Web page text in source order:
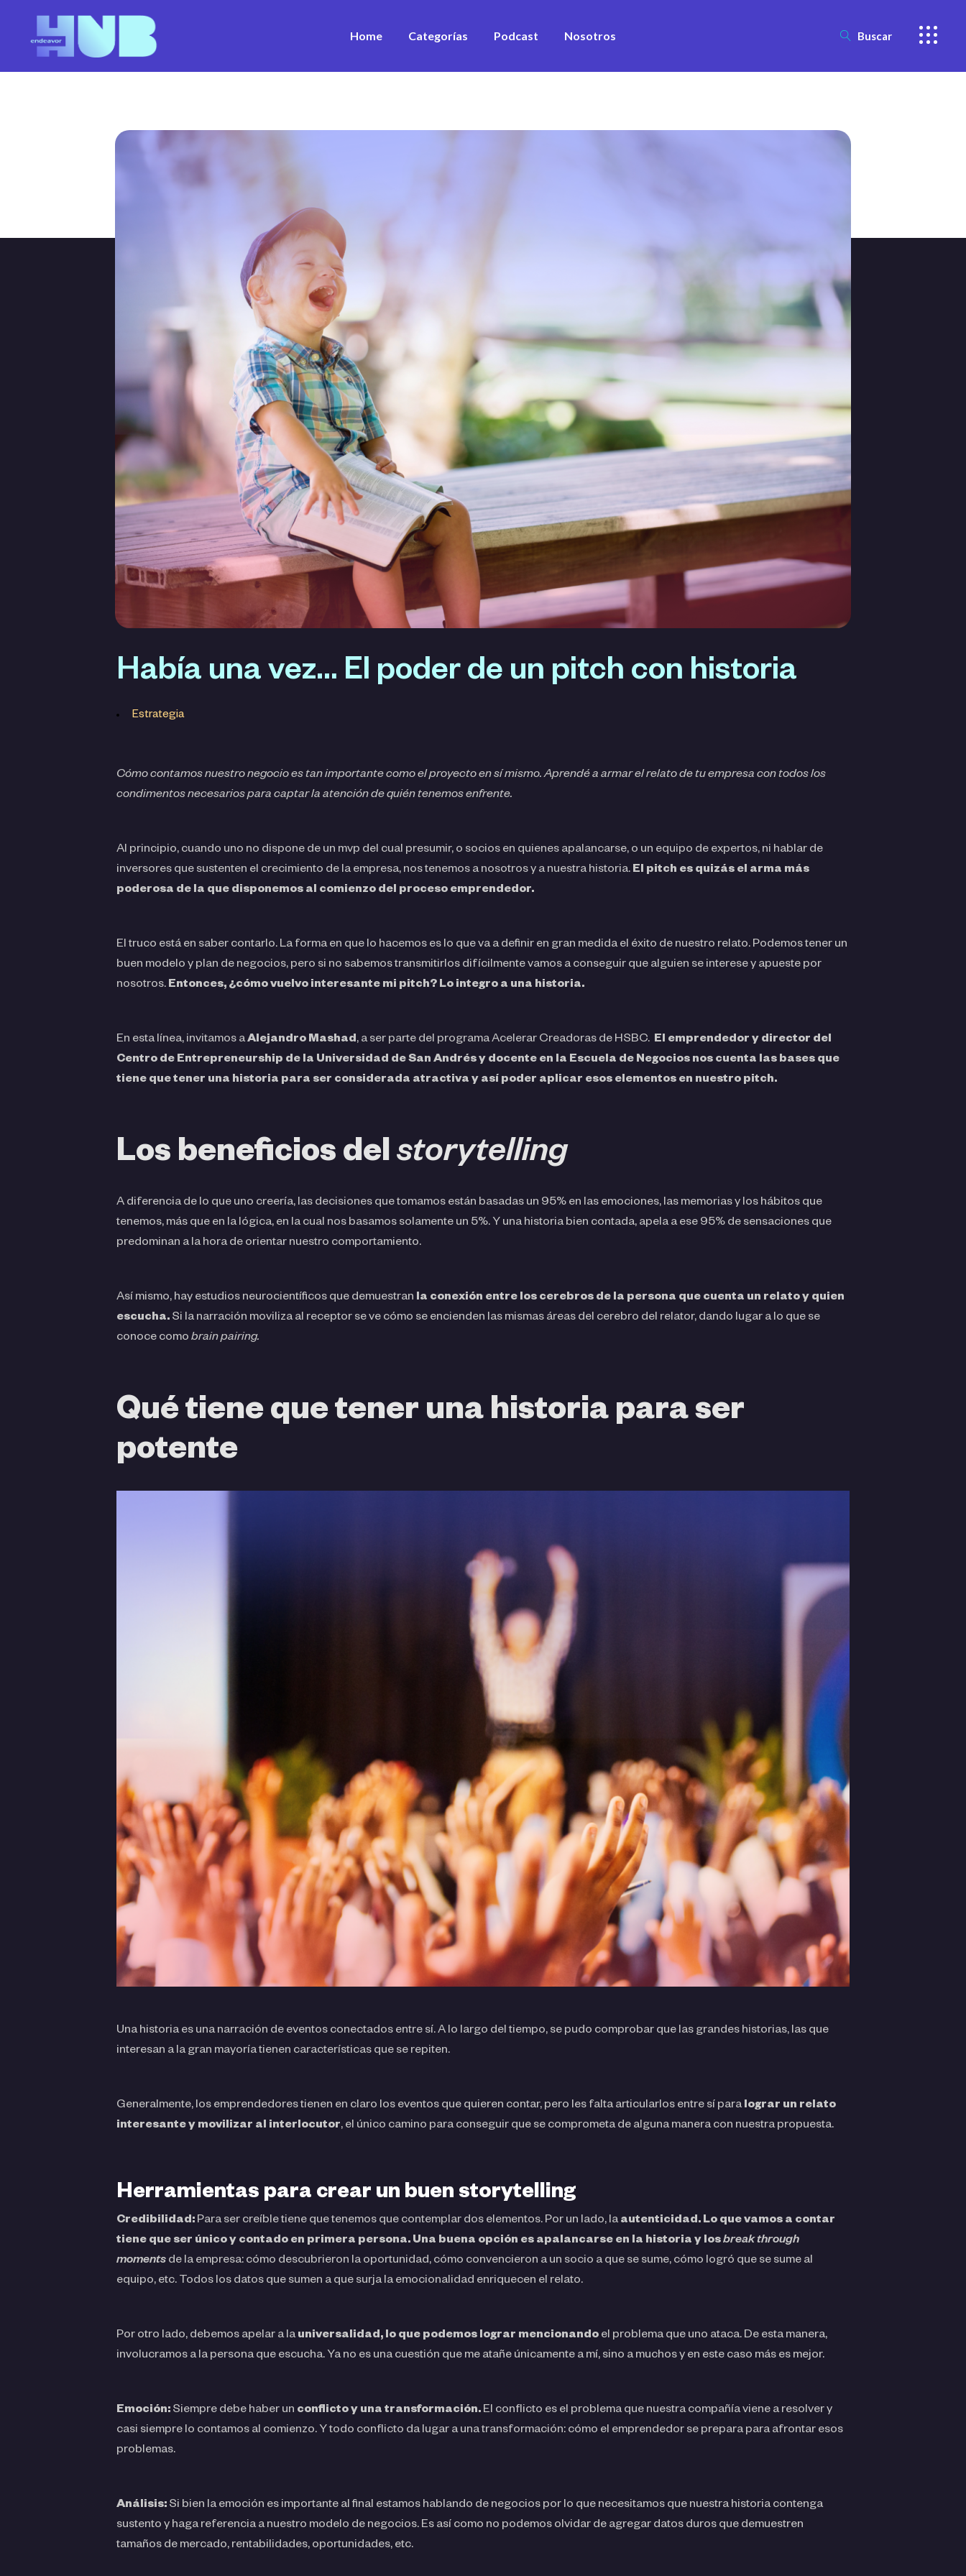
Home Categorías
Estrategia
Podcast Nosotros Buscar
Había una vez… El poder de un pitch con historia
Estrategia
Cómo contamos nuestro negocio es tan importante como el proyecto en sí mismo. Aprendé a armar el relato de tu empresa con todos los
condimentos necesarios para captar la atención de quién tenemos enfrente.
Al principio, cuando uno no dispone de un mvp del cual presumir, o socios en quienes apalancarse, o un equipo de expertos, ni hablar de
inversores que sustenten el crecimiento de la empresa, nos tenemos a nosotros y a nuestra historia. El pitch es quizás el arma más
poderosa de la que disponemos al comienzo del proceso emprendedor.
El truco está en saber contarlo. La forma en que lo hacemos es lo que va a definir en gran medida el éxito de nuestro relato. Podemos tener un
buen modelo y plan de negocios, pero si no sabemos transmitirlos difícilmente vamos a conseguir que alguien se interese y apueste por
nosotros. Entonces, ¿cómo vuelvo interesante mi pitch? Lo integro a una historia.
En esta línea, invitamos aAlejandro Mashad, a ser parte del programa Acelerar Creadoras de HSBC. El emprendedor y director del
Centro de Entrepreneurship de la Universidad de San Andrés y docente en la Escuela de Negocios nos cuenta las bases que
tiene que tener una historia para ser considerada atractiva y así poder aplicar esos elementos en nuestro pitch.
Los beneficios delstorytelling
A diferencia de lo que uno creería, las decisiones que tomamos están basadas un 95% en las emociones, las memorias y los hábitos que
tenemos, más que en la lógica, en la cual nos basamos solamente un 5%. Y una historia bien contada, apela a ese 95% de sensaciones que
predominan a la hora de orientar nuestro comportamiento.
Así mismo, hay estudios neurocientíficos que demuestran la conexión entre los cerebros de la persona que cuenta un relato y quien
escucha. Si la narración moviliza al receptor se ve cómo se encienden las mismas áreas del cerebro del relator, dando lugar a lo que se
conoce como brain pairing.
Qué tiene que tener una historia para ser
potente
Una historia es una narración de eventos conectados entre sí. A lo largo del tiempo, se pudo comprobar que las grandes historias, las que
interesan a la gran mayoría tienen características que se repiten.
Generalmente, los emprendedores tienen en claro los eventos que quieren contar, pero les falta articularlos entre sí paralograr un relato
interesante y movilizar al interlocutor, el único camino para conseguir que se comprometa de alguna manera con nuestra propuesta.
Herramientas para crear un buen storytelling
Credibilidad: Para ser creíble tiene que tenemos que contemplar dos elementos. Por un lado, laautenticidad. Lo que vamos a contar
tiene que ser único y contado en primera persona. Una buena opción es apalancarse en la historia y losbreak through
moments de la empresa: cómo descubrieron la oportunidad, cómo convencieron a un socio a que se sume, cómo logró que se sume al
equipo, etc. Todos los datos que sumen a que surja la emocionalidad enriquecen el relato.
Por otro lado, debemos apelar a launiversalidad, lo que podemos lograr mencionando el problema que uno ataca. De esta manera,
involucramos a la persona que escucha. Ya no es una cuestión que me atañe únicamente a mí, sino a muchos y en este caso más es mejor.
Emoción: Siempre debe haber un conflicto y una transformación. El conflicto es el problema que nuestra compañía viene a resolver y
casi siempre lo contamos al comienzo. Y todo conflicto da lugar a una transformación: cómo el emprendedor se prepara para afrontar esos
problemas.
Análisis: Si bien la emoción es importante al final estamos hablando de negocios por lo que necesitamos que nuestra historia contenga
sustento y haga referencia a nuestro modelo de negocios. Es así como no podemos olvidar de agregar datos duros que demuestren
tamaños de mercado, rentabilidades, oportunidades, etc.